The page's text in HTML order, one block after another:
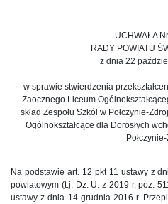
UCHWAŁA
RADY POWIATU
z dnia 22
w sprawie stwierdzenia
Zaocznego Liceum
skład Zespołu Szkół w Połczynie-
Ogólnokształcące dla Dorosłych
Na podstawie art. 12 pkt 11 ustawy z
powiatowym (t.j. Dz. U. z 2019 r. poz.
ustawy z dnia 14 grudnia 2016 r.